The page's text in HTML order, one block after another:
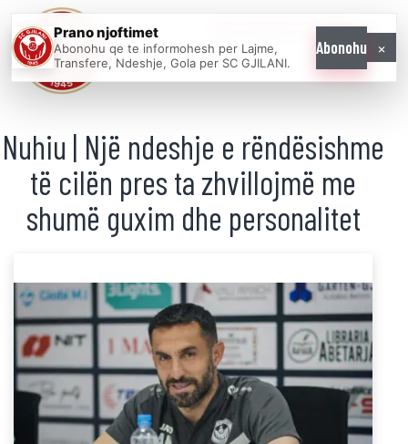
ONE
Nuhiu | Një ndeshje e rëndësishme
të cilën pres ta zhvillojmë me
shumë guxim dhe personalitet
Prano njoftimet
Abonohu qe te informohesh per Lajme,
Transfere, Ndeshje, Gola per SC GJILANI.
Abonohu ×